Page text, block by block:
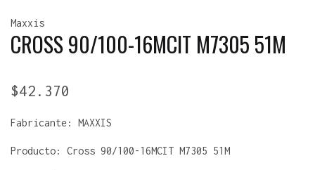
Maxxis
CROSS 90/100-16MCIT M7305 51M
$42.370
Fabricante: MAXXIS
Producto: Cross 90/100-16MCIT M7305 51M